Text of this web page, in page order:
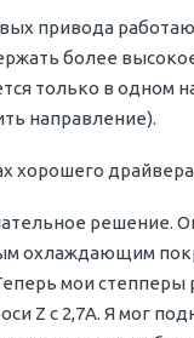
привода
более
только в одном
направление).
хорошего
решение.
охлаждающим
мои степперы
Z с 2,7А. Я мог